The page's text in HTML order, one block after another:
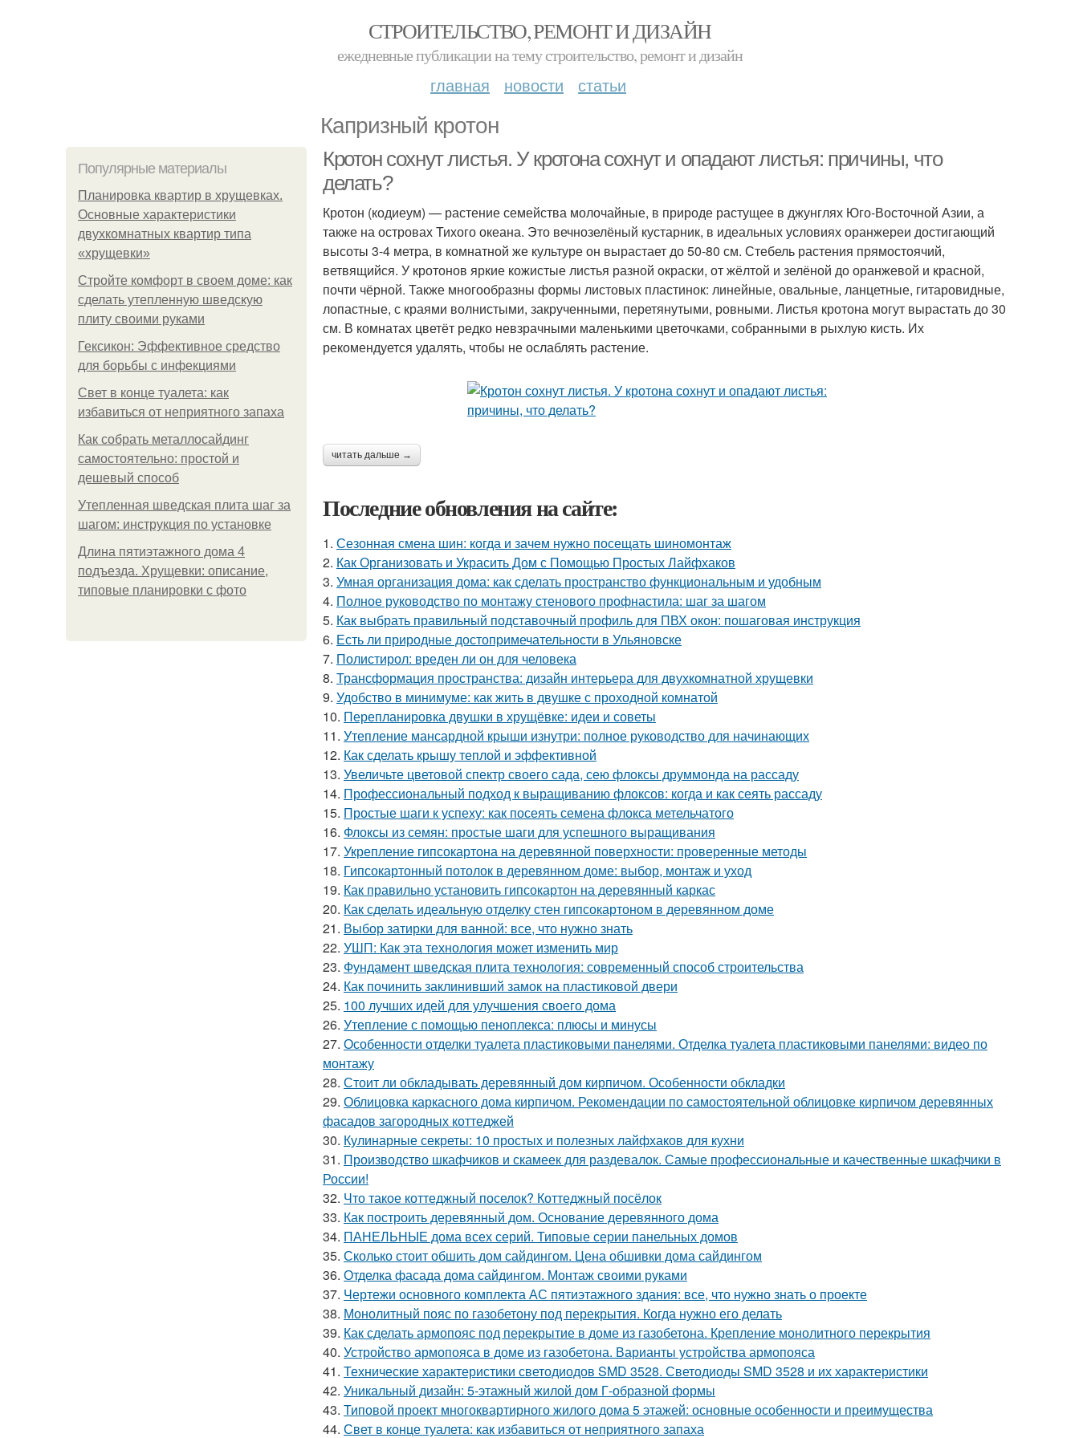
СТРОИТЕЛЬСТВО, РЕМОНТ И ДИЗАЙН
ежедневные публикации на тему строительство, ремонт и дизайн
главная новости статьи
Капризный кротон
Популярные материалы
Планировка квартир в хрущевках.
Основные характеристики
двухкомнатных квартир типа
«хрущевки»
Стройте комфорт в своем доме: как
сделать утепленную шведскую
плиту своими руками
Гексикон: Эффективное средство
для борьбы с инфекциями
Свет в конце туалета: как
избавиться от неприятного запаха
Как собрать металлосайдинг
самостоятельно: простой и
дешевый способ
Утепленная шведская плита шаг за
шагом: инструкция по установке
Длина пятиэтажного дома 4
подъезда. Хрущевки: описание,
типовые планировки с фото
Кротон сохнут листья. У кротона сохнут и опадают листья: причины, что
делать?
Кротон (кодиеум) — растение семейства молочайные, в природе растущее в джунглях Юго-Восточной Азии, а
также на островах Тихого океана. Это вечнозелёный кустарник, в идеальных условиях оранжереи достигающий
высоты 3-4 метра, в комнатной же культуре он вырастает до 50-80 см. Стебель растения прямостоячий,
ветвящийся. У кротонов яркие кожистые листья разной окраски, от жёлтой и зелёной до оранжевой и красной,
почти чёрной. Также многообразны формы листовых пластинок: линейные, овальные, ланцетные, гитаровидные,
лопастные, с краями волнистыми, закрученными, перетянутыми, ровными. Листья кротона могут вырастать до 30
см. В комнатах цветёт редко невзрачными маленькими цветочками, собранными в рыхлую кисть. Их
рекомендуется удалять, чтобы не ослаблять растение.
читать дальше →
Последние обновления на сайте:
1. Сезонная смена шин: когда и зачем нужно посещать шиномонтаж
2. Как Организовать и Украсить Дом с Помощью Простых Лайфхаков
3. Умная организация дома: как сделать пространство функциональным и удобным
4. Полное руководство по монтажу стенового профнастила: шаг за шагом
5. Как выбрать правильный подставочный профиль для ПВХ окон: пошаговая инструкция
6. Есть ли природные достопримечательности в Ульяновске
7. Полистирол: вреден ли он для человека
8. Трансформация пространства: дизайн интерьера для двухкомнатной хрущевки
9. Удобство в минимуме: как жить в двушке с проходной комнатой
10. Перепланировка двушки в хрущёвке: идеи и советы
11. Утепление мансардной крыши изнутри: полное руководство для начинающих
12. Как сделать крышу теплой и эффективной
13. Увеличьте цветовой спектр своего сада, сею флоксы друммонда на рассаду
14. Профессиональный подход к выращиванию флоксов: когда и как сеять рассаду
15. Простые шаги к успеху: как посеять семена флокса метельчатого
16. Флоксы из семян: простые шаги для успешного выращивания
17. Укрепление гипсокартона на деревянной поверхности: проверенные методы
18. Гипсокартонный потолок в деревянном доме: выбор, монтаж и уход
19. Как правильно установить гипсокартон на деревянный каркас
20. Как сделать идеальную отделку стен гипсокартоном в деревянном доме
21. Выбор затирки для ванной: все, что нужно знать
22. УШП: Как эта технология может изменить мир
23. Фундамент шведская плита технология: современный способ строительства
24. Как починить заклинивший замок на пластиковой двери
25. 100 лучших идей для улучшения своего дома
26. Утепление с помощью пеноплекса: плюсы и минусы
27. Особенности отделки туалета пластиковыми панелями. Отделка туалета пластиковыми панелями: видео по
монтажу
28. Стоит ли обкладывать деревянный дом кирпичом. Особенности обкладки
29. Облицовка каркасного дома кирпичом. Рекомендации по самостоятельной облицовке кирпичом деревянных
фасадов загородных коттеджей
30. Кулинарные секреты: 10 простых и полезных лайфхаков для кухни
31. Производство шкафчиков и скамеек для раздевалок. Самые профессиональные и качественные шкафчики в
России!
32. Что такое коттеджный поселок? Коттеджный посёлок
33. Как построить деревянный дом. Основание деревянного дома
34. ПАНЕЛЬНЫЕ дома всех серий. Типовые серии панельных домов
35. Сколько стоит обшить дом сайдингом. Цена обшивки дома сайдингом
36. Отделка фасада дома сайдингом. Монтаж своими руками
37. Чертежи основного комплекта АС пятиэтажного здания: все, что нужно знать о проекте
38. Монолитный пояс по газобетону под перекрытия. Когда нужно его делать
39. Как сделать армопояс под перекрытие в доме из газобетона. Крепление монолитного перекрытия
40. Устройство армопояса в доме из газобетона. Варианты устройства армопояса
41. Технические характеристики светодиодов SMD 3528. Светодиоды SMD 3528 и их характеристики
42. Уникальный дизайн: 5-этажный жилой дом Г-образной формы
43. Типовой проект многоквартирного жилого дома 5 этажей: основные особенности и преимущества
44. Свет в конце туалета: как избавиться от неприятного запаха